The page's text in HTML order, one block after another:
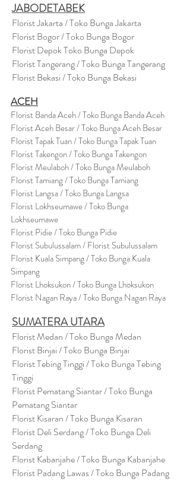
JABODETABEK
Florist Jakarta / Toko Bunga Jakarta
Florist Bogor / Toko Bunga Bogor
Florist Depok Toko Bunga Depok
Florist Tangerang / Toko Bunga Tangerang
Florist Bekasi / Toko Bunga Bekasi
ACEH
Florist Banda Aceh / Toko Bunga Banda Aceh
Florist Aceh Besar / Toko Bunga Aceh Besar
Florist Tapak Tuan / Toko Bunga Tapak Tuan
Florist Takengon / Toko Bunga Takengon
Florist Meulaboh / Toko Bunga Meulaboh
Florist Tamiang / Toko Bunga Tamiang
Florist Langsa / Toko Bunga Langsa
Florist Lokhseumawe / Toko Bunga
Lokhseumawe
Florist Pidie / Toko Bunga Pidie
Florist Subulussalam / Florist Subulussalam
Florist Kuala Simpang / Toko Bunga Kuala
Simpang
Florist Lhoksukon / Toko Bunga Lhoksukon
Florist Nagan Raya / Toko Bunga Nagan Raya
SUMATERA UTARA
Florist Medan / Toko Bunga Medan
Florist Binjai / Toko Bunga Binjai
Florist Tebing Tinggi / Toko Bunga Tebing
Tinggi
Florist Pematang Siantar / Toko Bunga
Pematang Siantar
Florist Kisaran / Toko Bunga Kisaran
Florist Deli Serdang / Toko Bunga Deli
Serdang
Florist Kabanjahe / Toko Bunga Kabanjahe
Florist Padang Lawas / Toko Bunga Padang